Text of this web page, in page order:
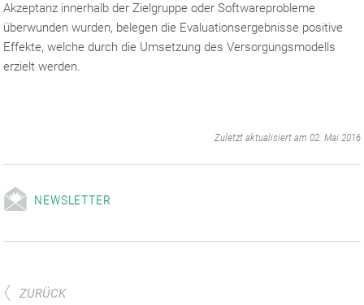
Akzeptanz innerhalb der Zielgruppe oder Softwareprobleme
überwunden wurden, belegen die Evaluationsergebnisse positive
Effekte, welche durch die Umsetzung des Versorgungsmodells
erzielt werden.
Zuletzt aktualisiert am 02. Mai 2016
NEWSLETTER
ZURÜCK